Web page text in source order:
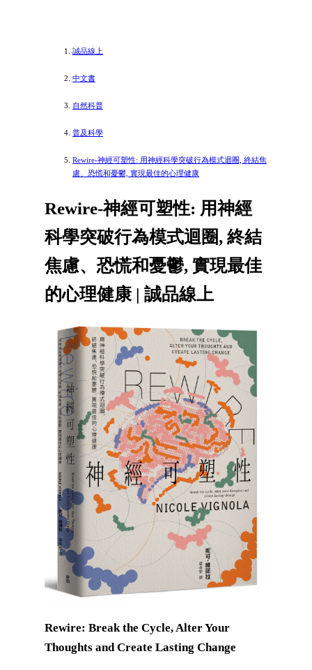
誠品線上
中文書
自然科普
普及科學
Rewire-神經可塑性: 用神經科學突破行為模式迴圈, 終結焦
慮、恐慌和憂鬱, 實現最佳的心理健康
Rewire-神經可塑性: 用神經
科學突破行為模式迴圈, 終結
焦慮、恐慌和憂鬱, 實現最佳
的心理健康 | 誠品線上
Rewire: Break the Cycle, Alter Your
Thoughts and Create Lasting Change